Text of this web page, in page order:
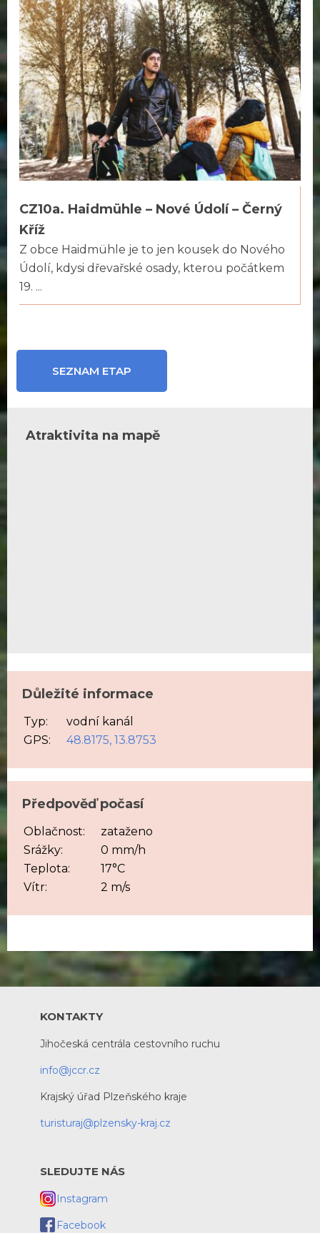
CZ10a. Haidmühle – Nové Údolí – Černý
Kříž
Z obce Haidmühle je to jen kousek do Nového
Údolí, kdysi dřevařské osady, kterou počátkem
19. ...
SEZNAM ETAP
Atraktivita na mapě
Důležité informace
Typ:
vodní kanál
GPS:
48.8175, 13.8753
Předpověď počasí
Oblačnost:
zataženo
Srážky:
0 mm/h
Teplota:
17°C
Vítr:
2 m/s
KONTAKTY
Jihočeská centrála cestovního ruchu
info@jccr.cz
Krajský úřad Plzeňského kraje
turisturaj@plzensky-kraj.cz
SLEDUJTE NÁS
Instagram
Facebook